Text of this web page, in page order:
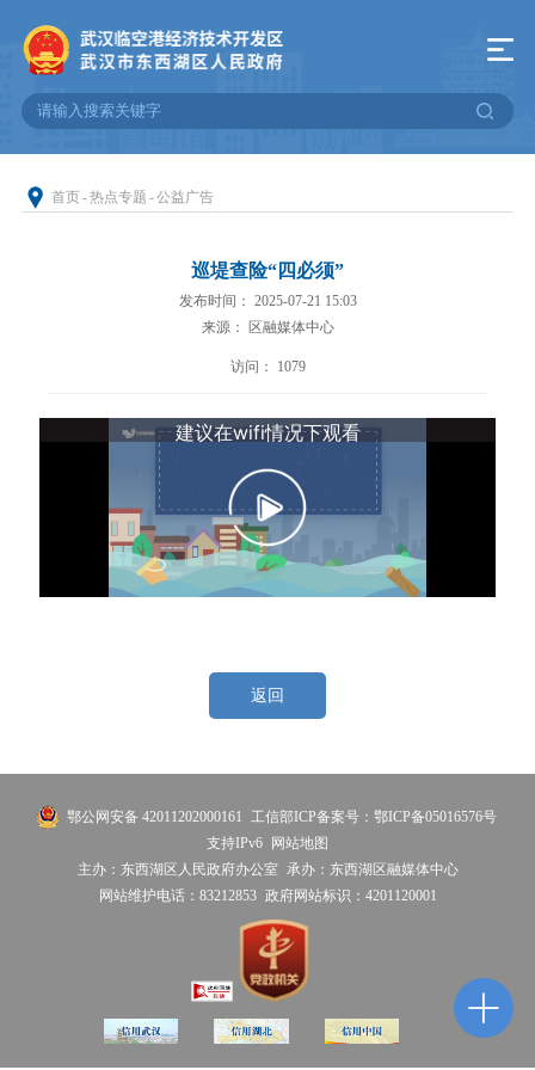
首页-热点专题 -公益广告
巡堤查险“四必须”
发布时间： 2025-07-21 15:03
来源： 区融媒体中心
访问： 1079
返回
鄂公网安备 42011202000161 工信部ICP备案号：鄂ICP备05016576号
支持IPv6
网站地图
主办：东西湖区人民政府办公室 承办：东西湖区融媒体中心
网站维护电话：83212853 政府网站标识：4201120001